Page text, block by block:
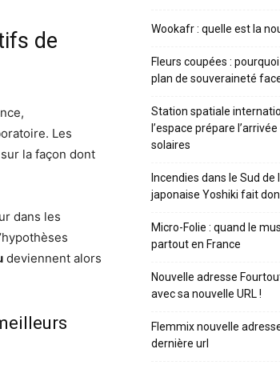
de
Les
la façon dont
dans les
deviennent alors
Wookafr : quelle est la
Fleurs coupées :
plan de souveraineté
Station spatiale
l’espace prépare
solaires
Incendies dans le Sud de
japonaise Yoshiki fait
Micro-Folie : quand le
partout en France
Nouvelle adresse
avec sa nouvelle URL !
Flemmix nouvelle
dernière url